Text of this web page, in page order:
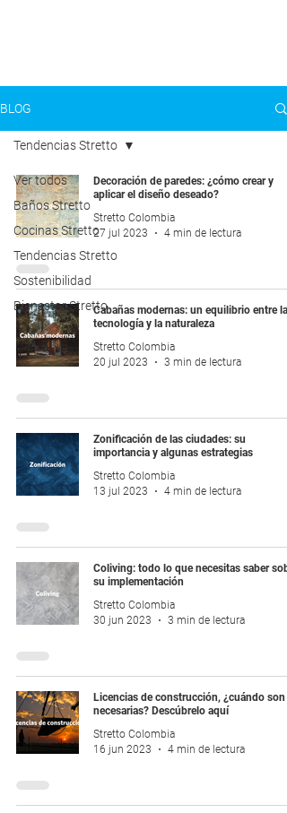
BLOG
Ver todos
Baños Stretto
Cocinas Stretto
Tendencias Stretto
Sostenibilidad
Bienestar Stretto
Tendencias Stretto
Decoración de paredes: ¿cómo crear y
aplicar el diseño deseado?
Stretto Colombia
27 jul 2023
4 min de lectura
Cabañas modernas: un equilibrio entre la
tecnología y la naturaleza
Stretto Colombia
20 jul 2023
3 min de lectura
Zonificación de las ciudades: su
importancia y algunas estrategias
Stretto Colombia
13 jul 2023
4 min de lectura
Coliving: todo lo que necesitas saber
su implementación
Stretto Colombia
30 jun 2023
3 min de lectura
Licencias de construcción, ¿cuándo son
necesarias? Descúbrelo aquí
Stretto Colombia
16 jun 2023
4 min de lectura